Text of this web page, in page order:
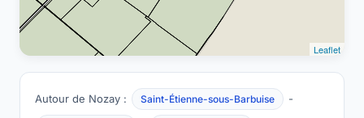
Leaflet
Autour de Nozay : Saint-Étienne-sous-Barbuise -